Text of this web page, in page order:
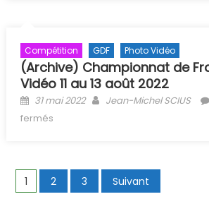
Compétition GDF Photo Vidéo
(Archive) Championnat de
Vidéo 11 au 13 août 2022
Posted on
31 mai 2022 Author
Jean-Michel SCIUS
fermés
Navigation des
1 2 3 Suivant